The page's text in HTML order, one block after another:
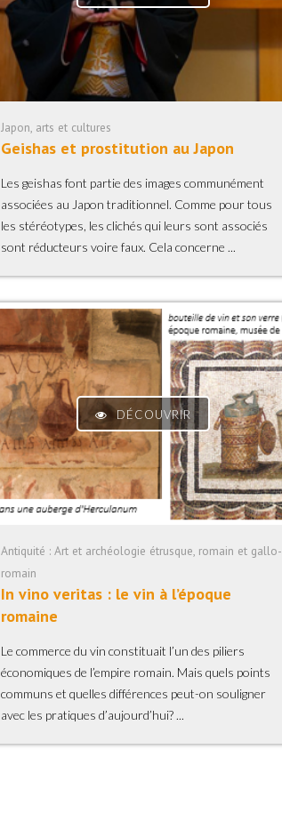
Japon, arts et cultures
Geishas et prostitution au Japon
Les geishas font partie des images communément
associées au Japon traditionnel. Comme pour tous
les stéréotypes, les clichés qui leurs sont associés
sont réducteurs voire faux. Cela concerne ...
DÉCOUVRIR
Antiquité : Art et archéologie étrusque, romain et gallo-
romain
In vino veritas : le vin à l’époque
romaine
Le commerce du vin constituait l’un des piliers
économiques de l’empire romain. Mais quels points
communs et quelles différences peut-on souligner
avec les pratiques d’aujourd’hui? ...